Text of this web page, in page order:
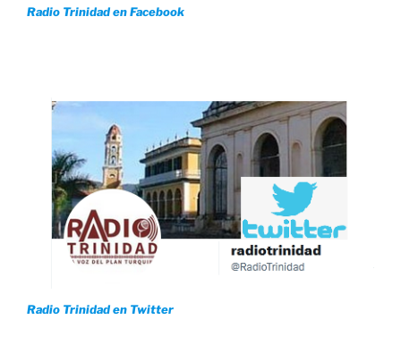
Radio Trinidad en Facebook
Radio Trinidad en Twitter